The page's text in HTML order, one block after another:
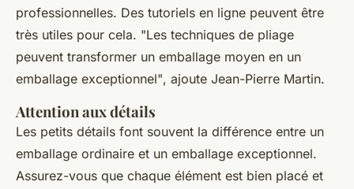
professionnelles. Des tutoriels en ligne peuvent être
très utiles pour cela. "Les techniques de pliage
peuvent transformer un emballage moyen en un
emballage exceptionnel", ajoute Jean-Pierre Martin.
Attention aux détails
Les petits détails font souvent la différence entre un
emballage ordinaire et un emballage exceptionnel.
Assurez-vous que chaque élément est bien placé et